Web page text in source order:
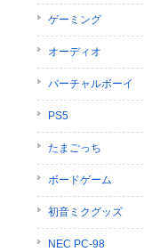
ゲーミング
オーディオ
バーチャルボーイ
PS5
たまごっち
ボードゲーム
初音ミクグッズ
NEC PC-98